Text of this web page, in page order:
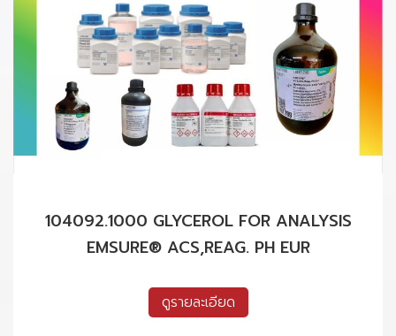
104092.1000 GLYCEROL FOR ANALYSIS
EMSURE® ACS,REAG. PH EUR
ดูรายละเอียด